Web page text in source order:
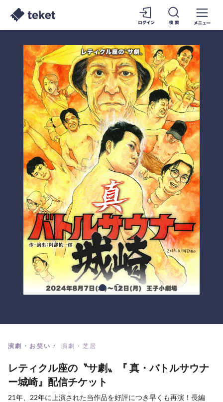
演劇・お笑い 演劇・芝居
レティクル座の〝サ劇〟『 真・バトルサウナ
ー城崎』配信チケット
21年、22年に上演された当作品を好評につき早くも再演！長編